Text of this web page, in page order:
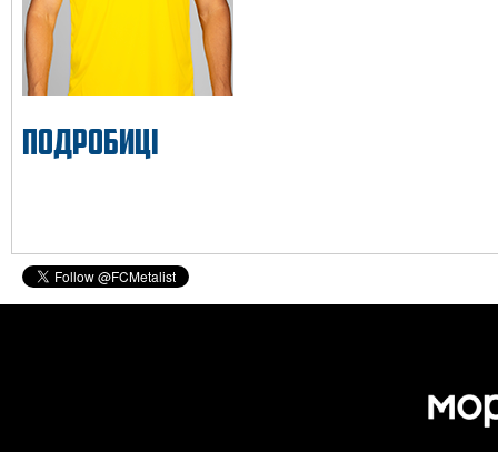
ПОДРОБИЦІ